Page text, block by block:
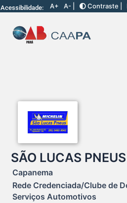
Acessibilidade: A+ A- | Contraste |
SÃO LUCAS PNEUS
Capanema
Rede Credenciada/Clube de
Serviços Automotivos